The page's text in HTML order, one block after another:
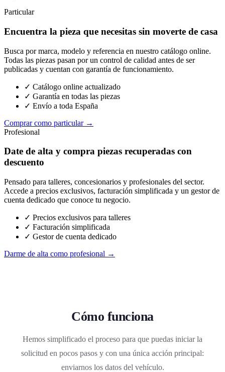
Particular
Encuentra la pieza que necesitas sin moverte de casa
Busca por marca, modelo y referencia en nuestro catálogo online.
Todas las piezas pasan por un control de calidad antes de ser
publicadas y cuentan con garantía de funcionamiento.
✓ Catálogo online actualizado
✓ Garantía en todas las piezas
✓ Envío a toda España
Comprar como particular →
Profesional
Date de alta y compra piezas recuperadas con
descuento
Pensado para talleres, concesionarios y profesionales del sector.
Accede a precios exclusivos, facturación simplificada y un gestor de
cuenta dedicado que conoce tu negocio.
✓ Precios exclusivos para talleres
✓ Facturación simplificada
✓ Gestor de cuenta dedicado
Darme de alta como profesional →
Cómo funciona
Hemos simplificado el proceso para que puedas iniciar la
solicitud en pocos pasos y con una única acción principal:
enviarnos los datos del vehículo.